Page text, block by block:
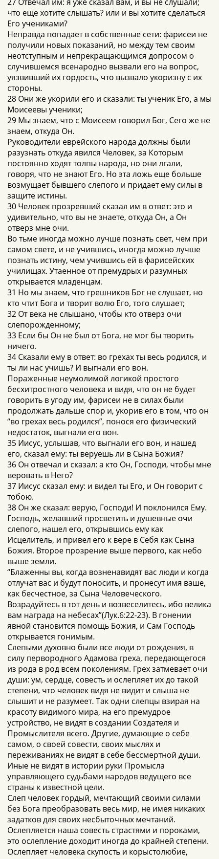
что еще хотите слышать? или и вы хотите сделаться
Его учениками?
Неправда попадает в собственные сети: фарисеи не
получили новых показаний, но между тем своим
неотступным и непрекращающимся допросом о
случившемся всенародно вызвали его на вопрос,
уязвивший их гордость, что вызвало укоризну с их
стороны.
28 Они же укорили его и сказали: ты ученик Его, а мы
Моисеевы ученики;
29 Мы знаем, что с Моисеем говорил Бог, Сего же не
знаем, откуда Он.
Руководители еврейского народа должны были
разузнать откуда явился Человек, за Которым
постоянно ходят толпы народа, но они лгали,
говоря, что не знают Его. Но эта ложь еще больше
возмущает бывшего слепого и придает ему силы в
защите истины.
30 Человек прозревший сказал им в ответ: это и
удивительно, что вы не знаете, откуда Он, а Он
отверз мне очи.
Во тьме иногда можно лучше познать свет, чем при
самом свете, и не учившись, иногда можно лучше
познать истину, чем учившись ей в фарисейских
училищах. Утаенное от премудрых и разумных
открывается младенцам.
31 Но мы знаем, что грешников Бог не слушает, но
кто чтит Бога и творит волю Его, того слушает;
32 От века не слышано, чтобы кто отверз очи
слепорожденному;
33 Если бы Он не был от Бога, не мог бы творить
ничего.
34 Сказали ему в ответ: во грехах ты весь родился, и
ты ли нас учишь? И выгнали его вон.
Пораженные неумолимой логикой простого
бесхитростного человека и видя, что он не будет
говорить в угоду им, фарисеи не в силах были
продолжать дальше спор и, укорив его в том, что он
“во грехах весь родился”, понося его физический
недостаток, выгнали его вон.
35 Иисус, услышав, что выгнали его вон, и нашед
его, сказал ему: ты веруешь ли в Сына Божия?
36 Он отвечал и сказал: а кто Он, Господи, чтобы мне
веровать в Него?
37 Иисус сказал ему: и видел ты Его, и Он говорит с
тобою.
38 Он же сказал: верую, Господи! И поклонился Ему.
Господь, желавший просветить и душевные очи
слепого, нашел его, открывшись ему как
Исцелитель, и привел его к вере в Себя как Сына
Божия. Второе прозрение выше первого, как небо
выше земли.
“Блаженны вы, когда возненавидят вас люди и когда
отлучат вас и будут поносить, и пронесут имя ваше,
как бесчестное, за Сына Человеческого.
Возрадуйтесь в тот день и возвеселитесь, ибо велика
вам награда на небесах”(Лук.6:22-23). В гонении
явной становится помощь Божия, и Сам Господь
открывается гонимым.
Слепыми духовно были все люди от рождения, в
силу первородного Адамова греха, передающегося
из рода в род всем поколениям. Грех затмевает очи
души: ум, сердце, совесть и ослепляет их до такой
степени, что человек видя не видит и слыша не
слышит и не разумеет. Так одни слепцы взирая на
красоту видимого мира, на его премудрое
устройство, не видят в создании Создателя и
Промыслителя всего. Другие, думающие о себе
самом, о своей совести, своих мыслях и
переживаниях не видят в себе бессмертной души.
Иные не видят в истории руки Промысла
управляющего судьбами народов ведущего все
страны к известной цели.
Слеп человек гордый, мечтающий своими силами
без Бога преобразовать весь мир, не имея никаких
задатков для своих несбыточных мечтаний.
Ослепляется наша совесть страстями и пороками,
это ослепление доходит иногда до крайней степени.
Ослепляет человека скупость и корыстолюбие,